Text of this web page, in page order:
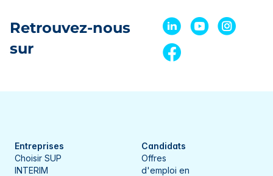
Retrouvez-nous
sur
Entreprises
Choisir SUP
INTERIM
Candidats
Offres
d'emploi en